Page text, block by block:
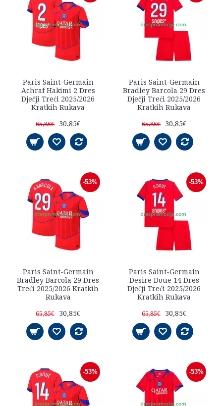
Paris Saint-Germain
Achraf Hakimi 2 Dres
Dječji Treći 2025/2026
Kratkih Rukava
65,85€ 30,85€
Paris Saint-Germain
Bradley Barcola 29 Dres
Dječji Treći 2025/2026
Kratkih Rukava
65,85€ 30,85€
-53%
Paris Saint-Germain
Bradley Barcola 29 Dres
Treći 2025/2026 Kratkih
Rukava
65,85€ 30,85€
-53%
Paris Saint-Germain
Desire Doue 14 Dres
Dječji Treći 2025/2026
Kratkih Rukava
65,85€ 30,85€
-53% -53%